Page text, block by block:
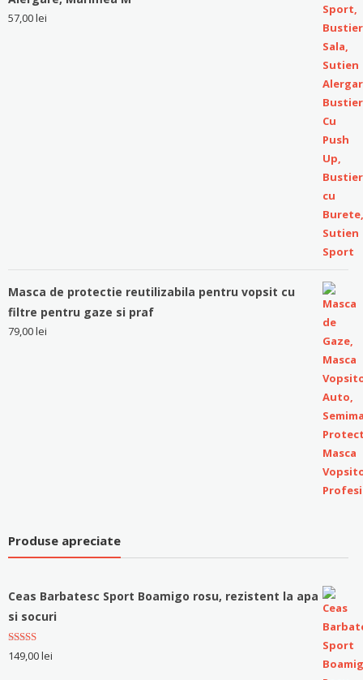
57,00lei
Masca de protectie reutilizabila pentru vopsit cu
filtre pentru gaze si praf
79,00lei
Produse apreciate
Ceas Barbatesc Sport Boamigo rosu, rezistent la apa
si socuri
Evaluat la
5.00stele
149,00lei